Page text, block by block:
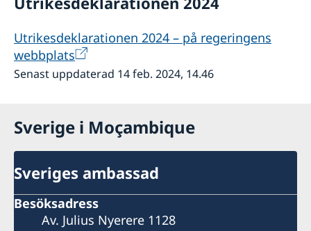
Utrikesdeklarationen 2024 – på regeringens
webbplats
Senast uppdaterad 14 feb. 2024, 14.46
Sverige i Moçambique
Sveriges ambassad
Besöksadress
Av. Julius Nyerere 1128